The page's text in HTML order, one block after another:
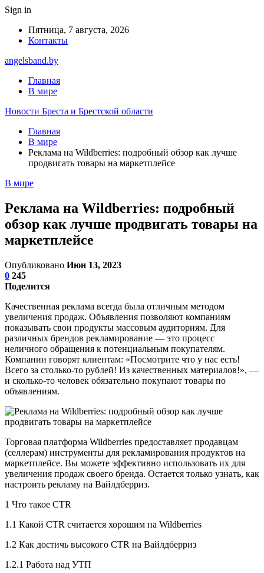
Sign in
Пятница, 7 августа, 2026
Контакты
angelsband.by
Главная
В мире
Новости Бреста и Брестской области
Главная
В мире
Реклама на Wildberries: подробный обзор как лучше
продвигать товары на маркетплейсе
В мире
Реклама на Wildberries: подробный
обзор как лучше продвигать товары на
маркетплейсе
Опубликовано Июн 13, 2023
0 245
Поделится
Качественная реклама всегда была отличным методом
увеличения продаж. Объявления позволяют компаниям
показывать свои продукты массовым аудиториям. Для
различных брендов рекламирование — это процесс
неличного обращения к потенциальным покупателям.
Компании говорят клиентам: «Посмотрите что у нас есть!
Всего за столько-то рублей! Из качественных материалов!», —
и сколько-то человек обязательно покупают товары по
объявлениям.
Торговая платформа Wildberries предоставляет продавцам
(селлерам) инструменты для рекламирования продуктов на
маркетплейсе. Вы можете эффективно использовать их для
увеличения продаж своего бренда. Остается только узнать, как
настроить рекламу на Вайлдберриз.
1 Что такое CTR
1.1 Какой CTR считается хорошим на Wildberries
1.2 Как достичь высокого CTR на Вайлдберриз
1.2.1 Работа над УТП